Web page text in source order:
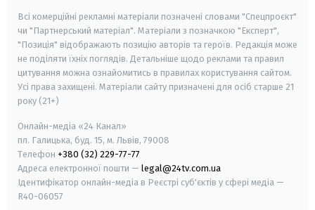
Всі комерційні рекламні матеріали позначені словами "Спецпроєкт"
чи "Партнерський матеріал". Матеріали з позначкою "Експерт",
"Позиція" відображають позицію авторів та героїв. Редакція може
не поділяти їхніх поглядів. Детальніше щодо реклами та правил
цитування можна ознайомитись в правилах користування сайтом.
Усі права захищені. Матеріали сайту призначені для осіб старше 21
року (21+)
Онлайн-медіа «24 Канал»
пл. Галицька, буд. 15, м. Львів, 79008
Телефон +380 (32) 229-77-77
Адреса електронної пошти — legal@24tv.com.ua
Ідентифікатор онлайн-медіа в Реєстрі суб'єктів у сфері медіа —
R40-06057